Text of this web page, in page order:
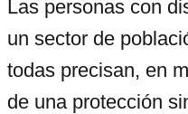
Las personas con
un sector de
todas precisan, en
de una protección